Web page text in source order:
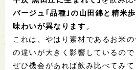
パージュ｢品種｣の山田錦と精米
味わいが異なります 。
これは、やはり素材であるお米
の違いが大きく影響しているので
ぜひ機会があれば飲み比べてみて